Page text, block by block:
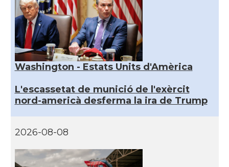
Washington - Estats Units d'Amèrica
L'escassetat de munició de l'exèrcit
nord-americà desferma la ira de Trump
2026-08-08